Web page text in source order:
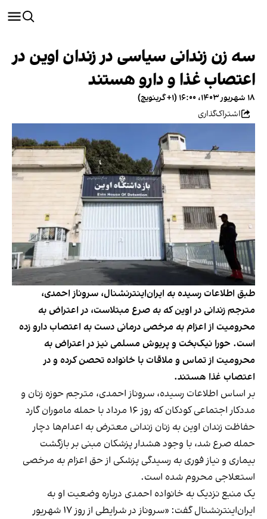
سه زن زندانی سیاسی در زندان اوین در
اعتصاب غذا و دارو هستند
۱۸ شهریور ۱۴۰۳، ۱۶:۰۰ (‎+۱ گرینویچ)
اشتراک‌گذاری
طبق اطلاعات رسیده به ایران‌اینترنشنال، سروناز احمدی،
مترجم زندانی در اوین که به صرع مبتلاست، در اعتراض به
محرومیت از اعزام به مرخصی درمانی دست به اعتصاب دارو زده
است. حورا نیک‌بخت و پریوش مسلمی نیز در اعتراض به
محرومیت از تماس و ملاقات با خانواده تحصن کرده و در
اعتصاب غذا هستند.
بر اساس اطلاعات رسیده، سروناز احمدی، مترجم حوزه زنان و‌
مددکار اجتماعی کودکان که روز ۱۶ مرداد با حمله ماموران گارد
حفاظت زندان اوین به زنان زندانی معترض به اعدام‌ها دچار
حمله صرع شد، با وجود هشدار پزشکان مبنی بر بازگشت
بیماری و نیاز فوری به رسیدگی پزشکی از حق اعزام به مرخصی
استعلاجی محروم شده است.
یک منبع نزدیک به خانواده احمدی درباره وضعیت او به
ایران‌اینترنشنال گفت: «سروناز در شرایطی از روز ۱۷ شهریور